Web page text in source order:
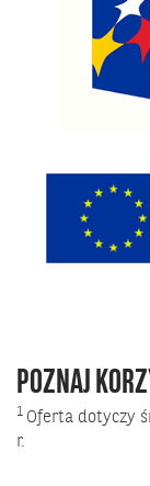
POZNAJ
1 Oferta dotyczy
r.